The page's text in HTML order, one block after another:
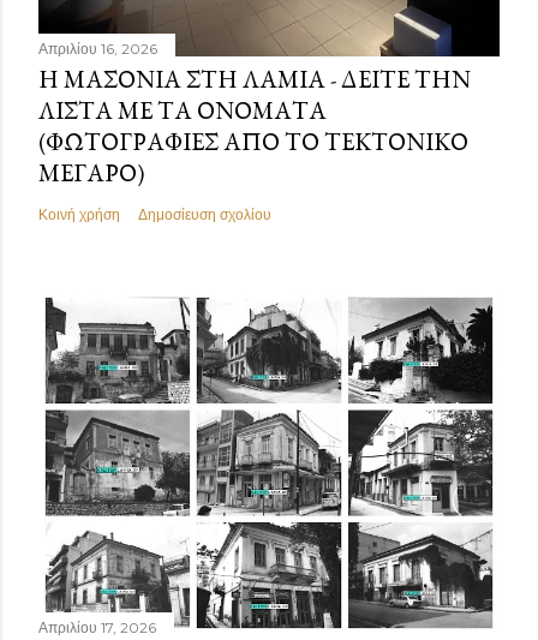
Απριλίου 16, 2026
Η ΜΑΣΟΝΊΑ ΣΤΗ ΛΑΜΊΑ - ΔΕΊΤΕ ΤΗΝ
ΛΊΣΤΑ ΜΕ ΤΑ ΟΝΌΜΑΤΑ
(ΦΩΤΟΓΡΑΦΊΕΣ ΑΠΌ ΤΟ ΤΕΚΤΟΝΙΚΌ
ΜΈΓΑΡΟ)
Κοινή χρήση Δημοσίευση σχολίου
Απριλίου 17, 2026